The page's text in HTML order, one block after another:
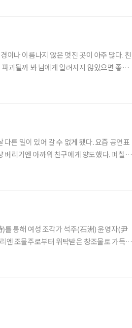
이나 이름나지 않은 멋진 곳이 아주 많다. 친
괴될까 봐 남에게 알려지지 않았으면 좋겠
른 일이 있어 갈 수 없게 됐다. 요즘 공연표
리기엔 아까워 친구에게 양도했다. 며칠 후
통해 여성 조각가 석주(石洲) 윤영자(尹